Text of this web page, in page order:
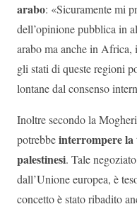
arabo: «Sicuramente mi
dell’opinione pubblica in
arabo ma anche in Africa,
gli stati di queste regioni
lontane dal consenso
Inoltre secondo la
potrebbeinterrompere
palestinesi. Tale
dall’Unione europea, è
concetto è stato ribadito